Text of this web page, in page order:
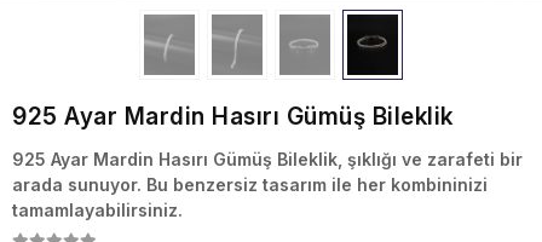
925 Ayar Mardin Hasırı Gümüş Bileklik
925 Ayar Mardin Hasırı Gümüş Bileklik, şıklığı ve zarafeti bir
arada sunuyor. Bu benzersiz tasarım ile her kombininizi
tamamlayabilirsiniz.